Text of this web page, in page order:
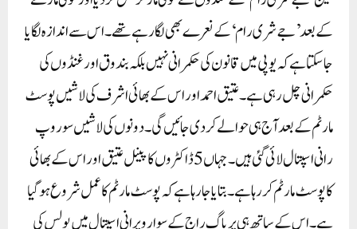
کے بعد ’جے شری رام‘ کے نعرے بھی لگا رہے تھے۔ اس سے اندازہ لگایا
جاسکتا ہے کہ یوپی میں قانون کی حکمرانی نہیں بلکہ بندوق اور غنڈوں کی
حکمرانی چل رہی ہے۔ عتیق احمد اور اس کے بھائی اشرف کی لاشیں پوسٹ
مارٹم کے بعد آج ہی حوالے کر دی جائیں گی۔ دونوں کی لاشیں سوروپ
رانی اسپتال لائی گئی ہیں۔ جہاں 5 ڈاکٹروں کا پینل عتیق اور اس کے بھائی
کا پوسٹ مارٹم کر رہا ہے۔ بتایا جا رہا ہے کہ پوسٹ مارٹم کا عمل شروع ہو گیا
ہے۔ اس کے ساتھ ہی پریاگ راج کے سواروپرانی اسپتال میں پولس کی